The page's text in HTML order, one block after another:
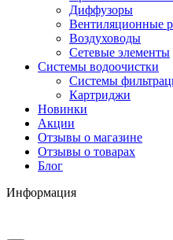
Диффузоры
Вентиляционные
Воздуховоды
Сетевые элементы
Системы водоочистки
Системы
Картриджи
Новинки
Акции
Отзывы о магазине
Отзывы о товарах
Блог
Информация